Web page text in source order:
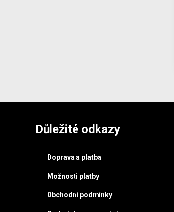
Důležité odkazy
Doprava a platba
Možnosti platby
Obchodní podmínky